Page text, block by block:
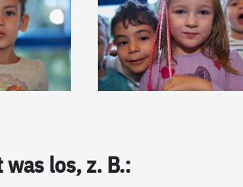
los, z. B.: